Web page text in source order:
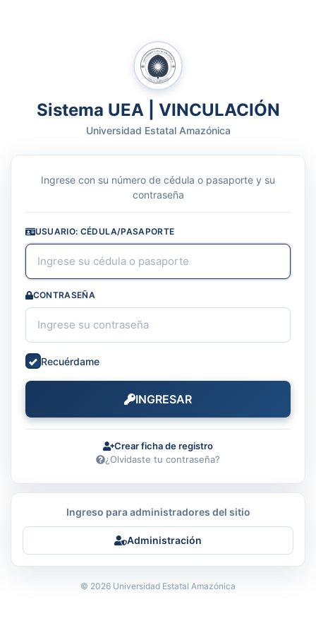
Sistema UEA | VINCULACIÓN
Universidad Estatal Amazónica
Ingrese con su número de cédula o pasaporte y su
contraseña
USUARIO: CÉDULA/PASAPORTE
CONTRASEÑA
Recuérdame
INGRESAR
Crear ficha de registro
¿Olvidaste tu contraseña?
Ingreso para administradores del sitio
Administración
© 2026 Universidad Estatal Amazónica